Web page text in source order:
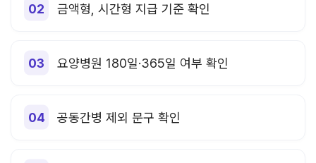
금액형, 시간형 지급 기준 확인
요양병원 180일·365일 여부 확인
공동간병 제외 문구 확인